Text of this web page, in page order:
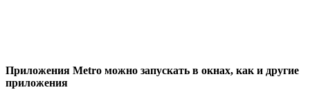
Приложения Metro можно запускать в окнах, как и другие
приложения